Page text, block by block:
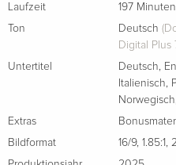
Laufzeit
197 Minuten
Ton
Deutsch
Digital Plus
Untertitel
Deutsch
Italienisch
Norwegisch
Extras
Bildformat
16/9, 1.85:1